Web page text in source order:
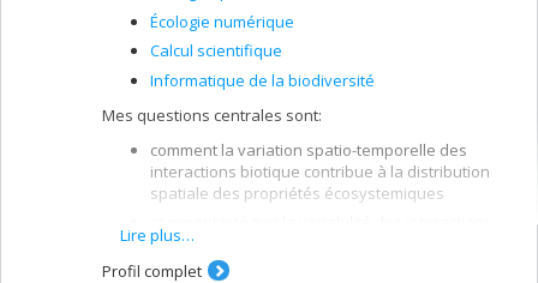
Écologie numérique
Calcul scientifique
Informatique de la biodiversité
Mes questions centrales sont:
comment la variation spatio-temporelle des
interactions biotique contribue à la distribution
spatiale des propriétés écosystemiques
dans les approches de conservation et de
gestion (notamment du risque infectieux)
Lire plus…
Profil complet